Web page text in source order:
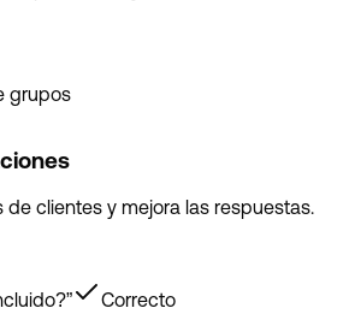
grupos
de clientes y mejora las respuestas.
”
Correcto